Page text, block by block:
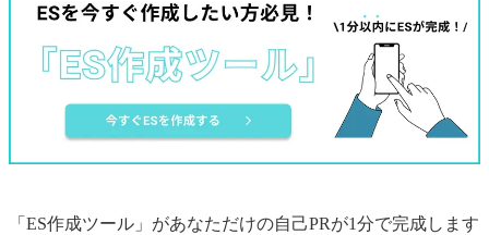
「ES作成ツール」があなただけの自己PRが1分で完成します